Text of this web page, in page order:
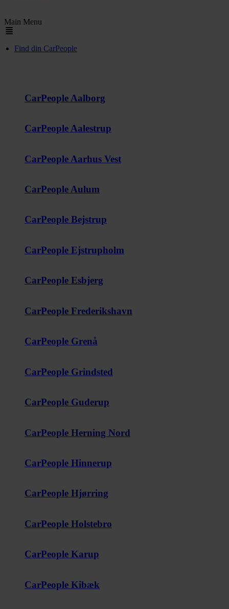
Main Menu
Find din CarPeople
CarPeople Aalborg
CarPeople Aalestrup
CarPeople Aarhus Vest
CarPeople Aulum
CarPeople Bejstrup
CarPeople Ejstrupholm
CarPeople Esbjerg
CarPeople Frederikshavn
CarPeople Grenå
CarPeople Grindsted
CarPeople Guderup
CarPeople Herning Nord
CarPeople Hinnerup
CarPeople Hjørring
CarPeople Holstebro
CarPeople Karup
CarPeople Kibæk